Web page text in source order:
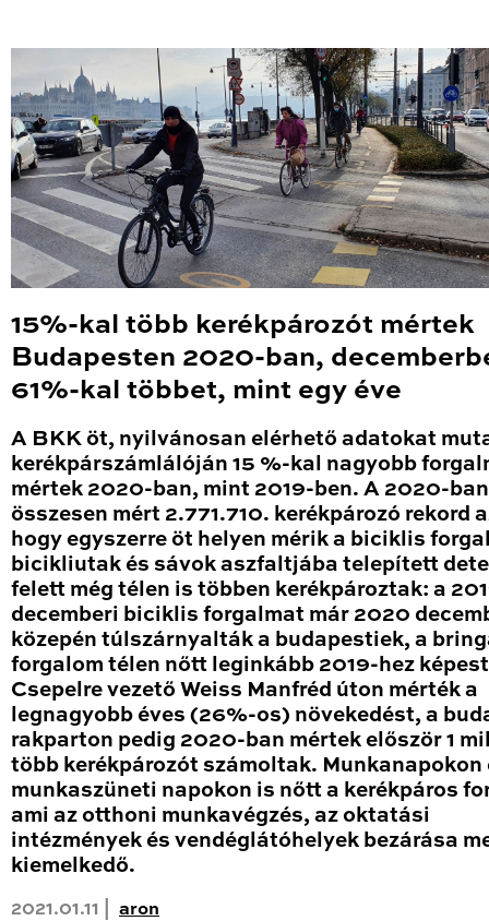
15%-kal több kerékpározót mértek
Budapesten 2020-ban,
61%-kal többet, mint egy éve
A BKK öt, nyilvánosan elérhető adatokat
kerékpárszámlálóján 15 %-kal nagyobb
mértek 2020-ban, mint 2019-ben. A 2020-ban
összesen mért 2.771.710. kerékpározó rekord
hogy egyszerre öt helyen mérik a biciklis
bicikliutak és sávok aszfaltjába telepített
felett még télen is többen kerékpároztak: a
decemberi biciklis forgalmat már 2020
közepén túlszárnyalták a budapestiek, a
forgalom télen nőtt leginkább 2019-hez
Csepelre vezető Weiss Manfréd úton mérték a
legnagyobb éves (26%-os) növekedést, a
rakparton pedig 2020-ban mértek először 1
több kerékpározót számoltak. Munkanapokon
munkaszüneti napokon is nőtt a kerékpáros
ami az otthoni munkavégzés, az oktatási
intézmények és vendéglátóhelyek bezárása
kiemelkedő.
2021.01.11 | aron